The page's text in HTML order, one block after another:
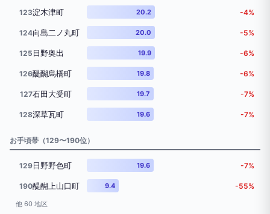
123淀木津町 20.2 -4%
124向島二ノ丸町 20.0 -5%
125 日野奥出 19.9 -6%
126醍醐烏橋町 19.8 -6%
127石田大受町 19.7 -7%
128深草瓦町 19.6 -7%
お手頃帯（129〜190位）
129日野野色町 19.6 -7%
190醍醐上山口町 9.4 -55%
他 60 地区